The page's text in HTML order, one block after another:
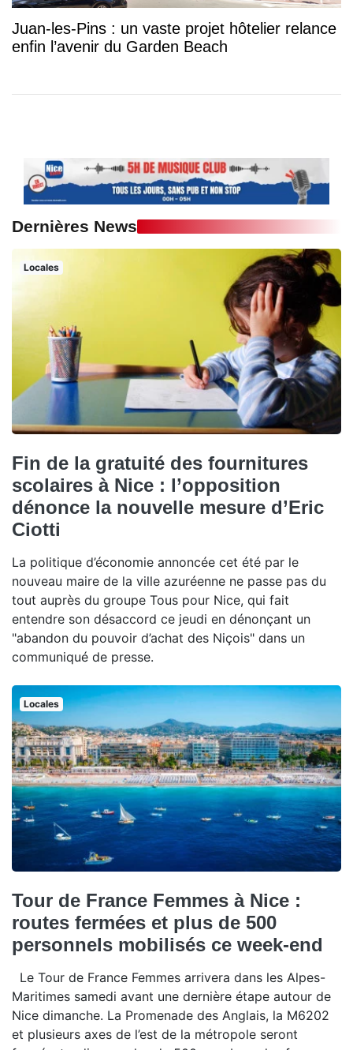
Juan-les-Pins : un vaste projet hôtelier relance
enfin l’avenir du Garden Beach
Dernières News
Locales
Fin de la gratuité des fournitures
scolaires à Nice : l’opposition
dénonce la nouvelle mesure d’Eric
Ciotti
La politique d’économie annoncée cet été par le
nouveau maire de la ville azuréenne ne passe pas du
tout auprès du groupe Tous pour Nice, qui fait
entendre son désaccord ce jeudi en dénonçant un
"abandon du pouvoir d’achat des Niçois" dans un
communiqué de presse.
Locales
Tour de France Femmes à Nice :
routes fermées et plus de 500
personnels mobilisés ce week-end
Le Tour de France Femmes arrivera dans les Alpes-
Maritimes samedi avant une dernière étape autour de
Nice dimanche. La Promenade des Anglais, la M6202
et plusieurs axes de l’est de la métropole seront